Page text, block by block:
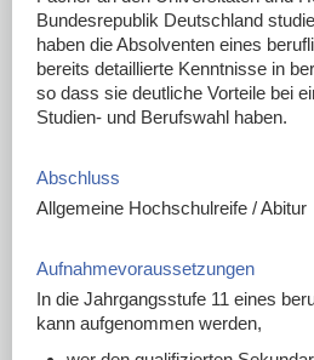
LINKS
Bundesrepublik Deutschland
haben die Absolventen eines
bereits detaillierte Kenntnisse in
so dass sie deutliche Vorteile bei
Studien- und Berufswahl haben.
Abschluss
Allgemeine Hochschulreife / Abitur
Aufnahmevoraussetzungen
In die Jahrgangsstufe 11 eines
kann aufgenommen werden,